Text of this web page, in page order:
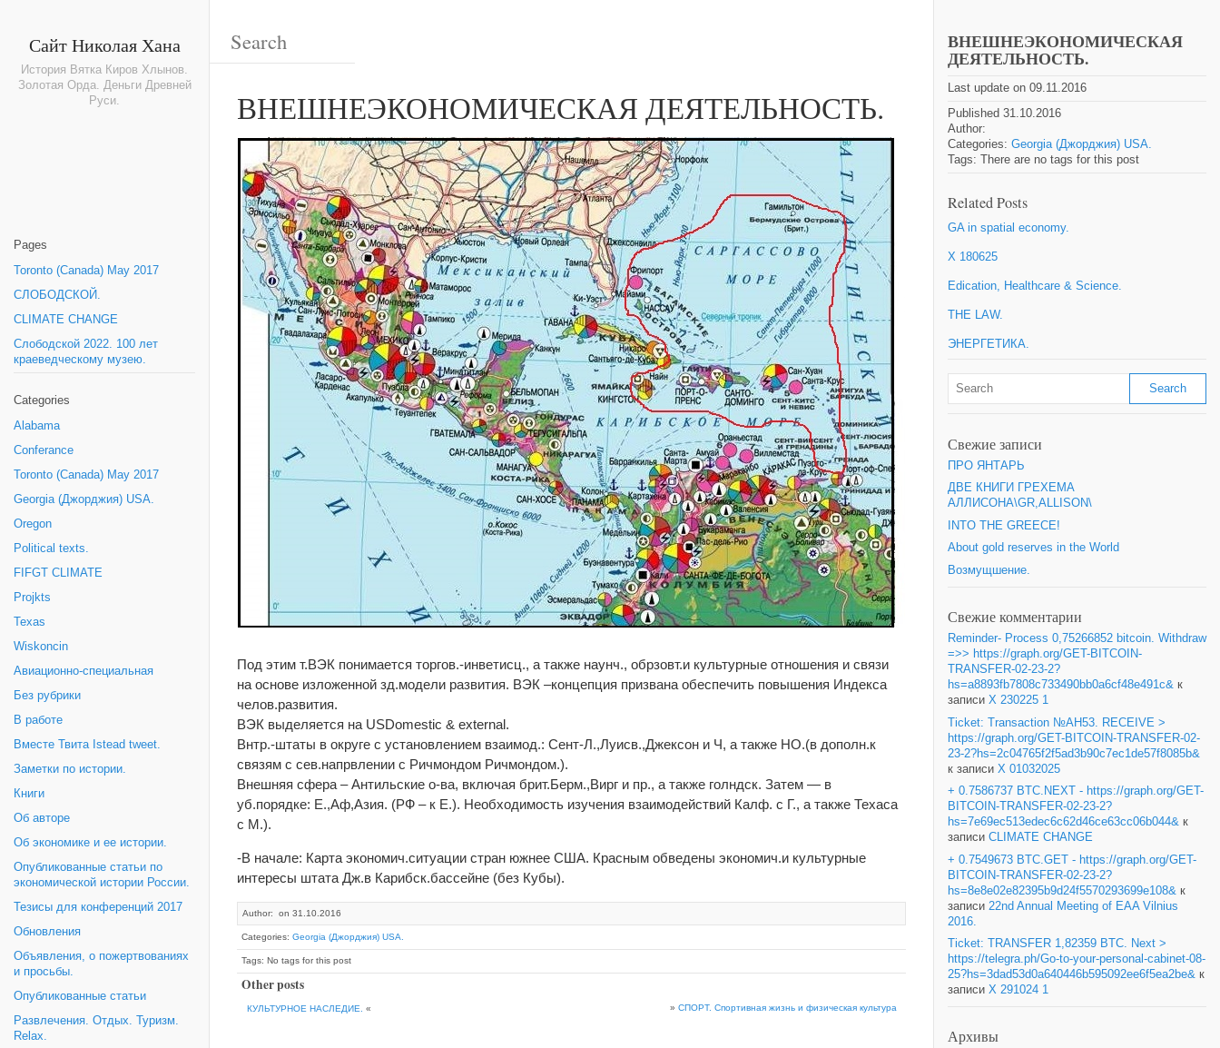
Сайт Николая Хана
История Вятка Киров Хлынов.
Золотая Орда. Деньги Древней
Руси.
Pages
Toronto (Canada) May 2017
СЛОБОДСКОЙ.
CLIMATE CHANGE
Слободской 2022. 100 лет
краеведческому музею.
Categories
Alabama
Conferance
Toronto (Canada) May 2017
Georgia (Джорджия) USA.
Oregon
Political texts.
FIFGT CLIMATE
Projkts
Texas
Wiskoncin
Авиационно-специальная
Без рубрики
В работе
Вместе Твита Istead tweet.
Заметки по истории.
Книги
Об авторе
Об экономике и ее истории.
Опубликованные статьи по
экономической истории России.
Тезисы для конференций 2017
Обновления
Объявления, о пожертвованиях
и просьбы.
Опубликованные статьи
Развлечения. Отдых. Туризм.
Relax.
ВНЕШНЕЭКОНОМИЧЕСКАЯ ДЕЯТЕЛЬНОСТЬ.
Под этим т.ВЭК понимается торгов.-инветисц., а также наунч., обрзовт.и культурные отношения и связи
на основе изложенной зд.модели развития. ВЭК –концепция призвана обеспечить повышения Индекса
челов.развития.
ВЭК выделяется на USDomestic & external.
Внтр.-штаты в округе с установлением взаимод.: Сент-Л.,Луисв.,Джексон и Ч, а также НО.(в дополн.к
связям с сев.напрвлении с Ричмондом Ричмондом.).
Внешняя сфера – Антильские о-ва, включая брит.Берм.,Вирг и пр., а также голндск. Затем — в
уб.порядке: Е.,Аф,Азия. (РФ – к Е.). Необходимость изучения взаимодействий Калф. с Г., а также Техаса
с М.).
-В начале: Карта экономич.ситуации стран южнее США. Красным обведены экономич.и культурные
интересы штата Дж.в Карибск.бассейне (без Кубы).
Author: on 31.10.2016
Categories: Georgia (Джорджия) USA.
Tags: No tags for this post
Other posts
КУЛЬТУРНОЕ НАСЛЕДИЕ. « » СПОРТ. Спортивная жизнь и физическая культура
ВНЕШНЕЭКОНОМИЧЕСКАЯ
ДЕЯТЕЛЬНОСТЬ.
Last update on 09.11.2016
Published 31.10.2016
Author:
Categories: Georgia (Джорджия) USA.
Tags: There are no tags for this post
Related Posts
GA in spatial economy.
X 180625
Edication, Healthcare & Science.
THE LAW.
ЭНЕРГЕТИКА.
Свежие записи
ПРО ЯНТАРЬ
ДВЕ КНИГИ ГРЕХЕМА
АЛЛИСОНА\GR,ALLISON\
INTO THE GREECE!
About gold reserves in the World
Возмущшение.
Свежие комментарии
Reminder- Process 0,75266852 bitcoin. Withdraw
=>> https://graph.org/GET-BITCOIN-
TRANSFER-02-23-2?
hs=a8893fb7808c733490bb0a6cf48e491c& к
записи X 230225 1
Ticket: Transaction №AH53. RECEIVE >
https://graph.org/GET-BITCOIN-TRANSFER-02-
23-2?hs=2c04765f2f5ad3b90c7ec1de57f8085b&
к записи X 01032025
+ 0.7586737 BTC.NEXT - https://graph.org/GET-
BITCOIN-TRANSFER-02-23-2?
hs=7e69ec513edec6c62d46ce63cc06b044& к
записи CLIMATE CHANGE
+ 0.7549673 BTC.GET - https://graph.org/GET-
BITCOIN-TRANSFER-02-23-2?
hs=8e8e02e82395b9d24f5570293699e108& к
записи 22nd Annual Meeting of EAA Vilnius
2016.
Ticket: TRANSFER 1,82359 BTC. Next >
https://telegra.ph/Go-to-your-personal-cabinet-08-
25?hs=3dad53d0a640446b595092ee6f5ea2be& к
записи X 291024 1
Архивы